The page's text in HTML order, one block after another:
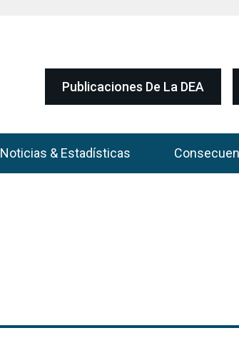
Publicaciones De La DEA
Noticias & Estadísticas